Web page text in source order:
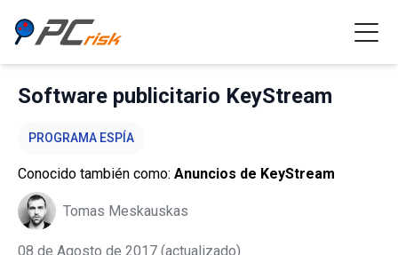
Software publicitario KeyStream
PROGRAMA ESPÍA
Conocido también como: Anuncios de KeyStream
Tomas Meskauskas
08 de Agosto de 2017 (actualizado)